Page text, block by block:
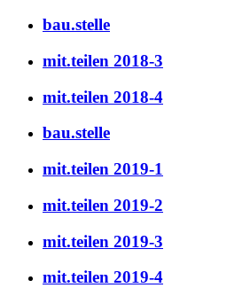
bau.stelle
mit.teilen 2018-3
mit.teilen 2018-4
bau.stelle
mit.teilen 2019-1
mit.teilen 2019-2
mit.teilen 2019-3
mit.teilen 2019-4